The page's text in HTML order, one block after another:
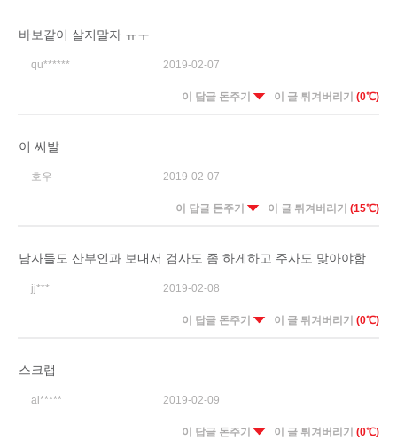
바보같이 살지말자 ㅠㅜ
qu****** 2019-02-07
이 답글 돈주기 이 글 튀겨버리기 (0℃)
이 씨발
호우 2019-02-07
이 답글 돈주기 이 글 튀겨버리기 (15℃)
남자들도 산부인과 보내서 검사도 좀 하게하고 주사도 맞아야함
jj*** 2019-02-08
이 답글 돈주기 이 글 튀겨버리기 (0℃)
스크랩
ai***** 2019-02-09
이 답글 돈주기 이 글 튀겨버리기 (0℃)